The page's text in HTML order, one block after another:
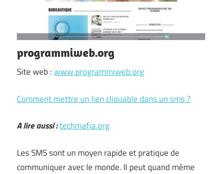
programmiweb.org
Site web :www.programmiweb.org
Comment mettre un lien cliquable dans un sms ?
A lire aussi :techmafia.org
Les SMS sont un moyen rapide et pratique de
communiquer avec le monde. Il peut quand même